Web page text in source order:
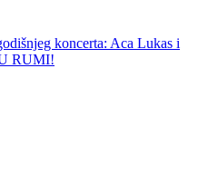
koncerta: Aca Lukas i
RUMI!